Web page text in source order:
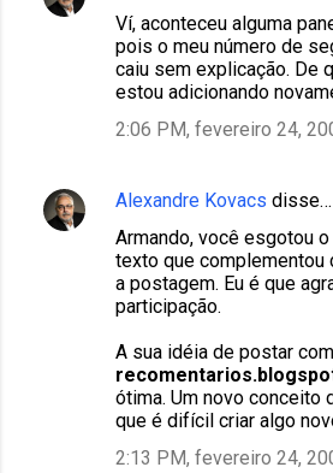
Ví, aconteceu alguma
pois o meu número de
caiu sem explicação. De
estou adicionando
2:06 PM, fevereiro 24,
Alexandre Kovacs disse…
Armando, você esgotou
texto que complementou
a postagem. Eu é que
participação.
A sua idéia de postar
ótima. Um novo conceito
que é difícil criar algo
2:13 PM, fevereiro 24,